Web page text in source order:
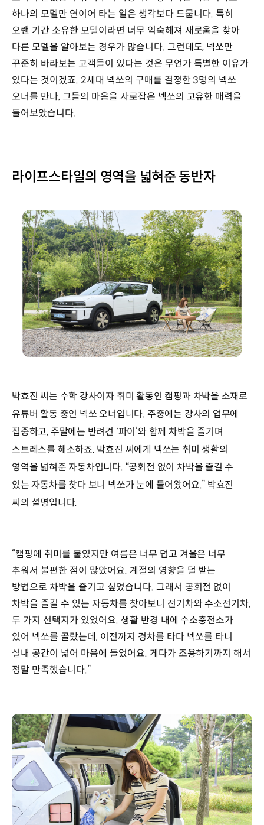
하나의 모델만 연이어 타는 일은 생각보다 드뭅니다. 특히
오랜 기간 소유한 모델이라면 너무 익숙해져 새로움을 찾아
다른 모델을 알아보는 경우가 많습니다. 그런데도, 넥쏘만
꾸준히 바라보는 고객들이 있다는 것은 무언가 특별한 이유가
있다는 것이겠죠. 2세대 넥쏘의 구매를 결정한 3명의 넥쏘
오너를 만나, 그들의 마음을 사로잡은 넥쏘의 고유한 매력을
들어보았습니다.
라이프스타일의 영역을 넓혀준 동반자
박효진 씨는 수학 강사이자 취미 활동인 캠핑과 차박을 소재로
유튜버 활동 중인 넥쏘 오너입니다. 주중에는 강사의 업무에
집중하고, 주말에는 반려견 ‘파이’와 함께 차박을 즐기며
스트레스를 해소하죠. 박효진 씨에게 넥쏘는 취미 생활의
영역을 넓혀준 자동차입니다. “공회전 없이 차박을 즐길 수
있는 자동차를 찾다 보니 넥쏘가 눈에 들어왔어요.” 박효진
씨의 설명입니다.
“캠핑에 취미를 붙였지만 여름은 너무 덥고 겨울은 너무
추워서 불편한 점이 많았어요. 계절의 영향을 덜 받는
방법으로 차박을 즐기고 싶었습니다. 그래서 공회전 없이
차박을 즐길 수 있는 자동차를 찾아보니 전기차와 수소전기차,
두 가지 선택지가 있었어요. 생활 반경 내에 수소충전소가
있어 넥쏘를 골랐는데, 이전까지 경차를 타다 넥쏘를 타니
실내 공간이 넓어 마음에 들었어요. 게다가 조용하기까지 해서
정말 만족했습니다.”